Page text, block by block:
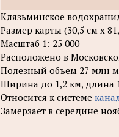
Клязьминское
Размер карты (30,5 см х
Масштаб 1: 25 000
Расположено в
Полезный объем 27 млн м
Ширина до 1,2 км, длина
Относится к системе
Замерзает в середине